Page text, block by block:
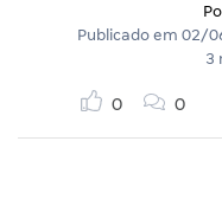
Publicado em 02/
3
0 0